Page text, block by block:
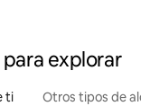
explorar
ti Otros tipos de